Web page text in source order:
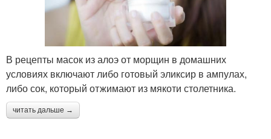
В рецепты масок из алоэ от морщин в домашних
условиях включают либо готовый эликсир в ампулах,
либо сок, который отжимают из мякоти столетника.
читать дальше →